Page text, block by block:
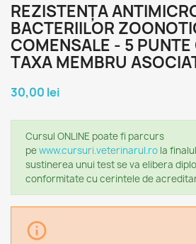
REZISTENȚA
BACTERIILOR
COMENSALE - 5
TAXA MEMBRU
30,00 lei
Cursul ONLINE poate fi parcurs
pewww.cursuri.veterinarul.ro la
sustinerea unui test se va elibera
conformitate cu cerintele de
info_outline